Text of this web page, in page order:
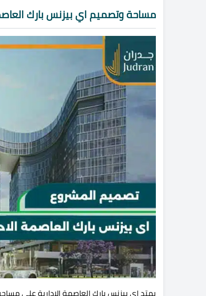
مساحة وتصميم اي بيزنس بارك
يمتد اي بيزنس بارك العاصمة الادارية على